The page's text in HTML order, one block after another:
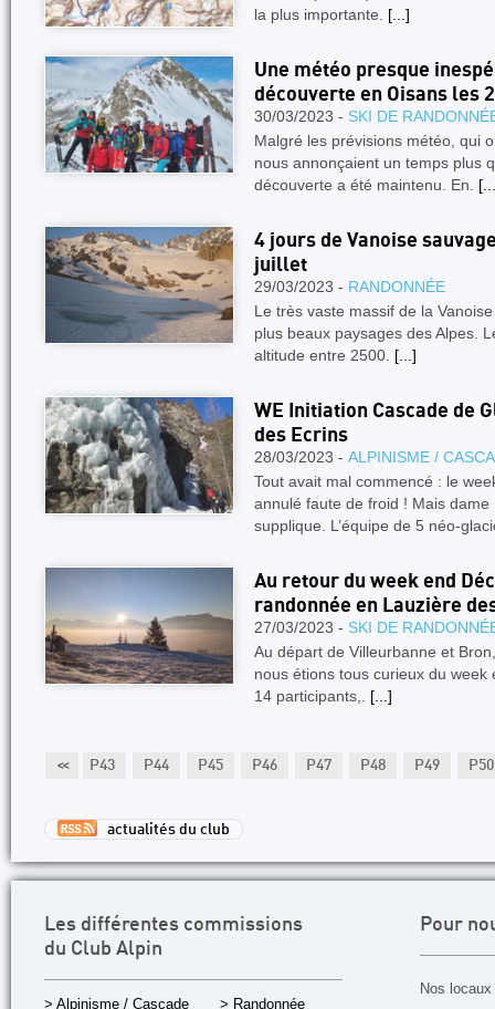
la plus importante. [...]
Une météo presque
découverte en Oisans les
30/03/2023 - SKI DE
Malgré les prévisions météo, qui
nous annonçaient un temps plus
découverte a été maintenu. En.
4 jours de Vanoise
juillet
29/03/2023 - RANDONNÉE
Le très vaste massif de la
plus beaux paysages des Alpes.
altitude entre 2500. [...]
WE Initiation Cascade de
des Ecrins
28/03/2023 - ALPINISME /
Tout avait mal commencé : le
annulé faute de froid ! Mais
supplique. L’équipe de 5 néo-
Au retour du week end
randonnée en Lauzière
27/03/2023 - SKI DE
Au départ de Villeurbanne et
nous étions tous curieux du
14 participants,. [...]
<<
P42 P43 P44 P45 P46 P47 P48 P49 P50
actualités du club
Les différentes commissions
du Club Alpin
> Alpinisme / Cascade
> Randonnée
Pour
Nos